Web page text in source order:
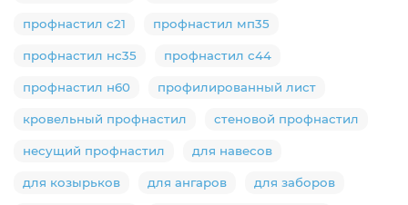
профнастил с21 профнастил мп35
профнастил нс35 профнастил с44
профнастил н60 профилированный лист
кровельный профнастил стеновой профнастил
несущий профнастил для навесов
для козырьков для ангаров для заборов